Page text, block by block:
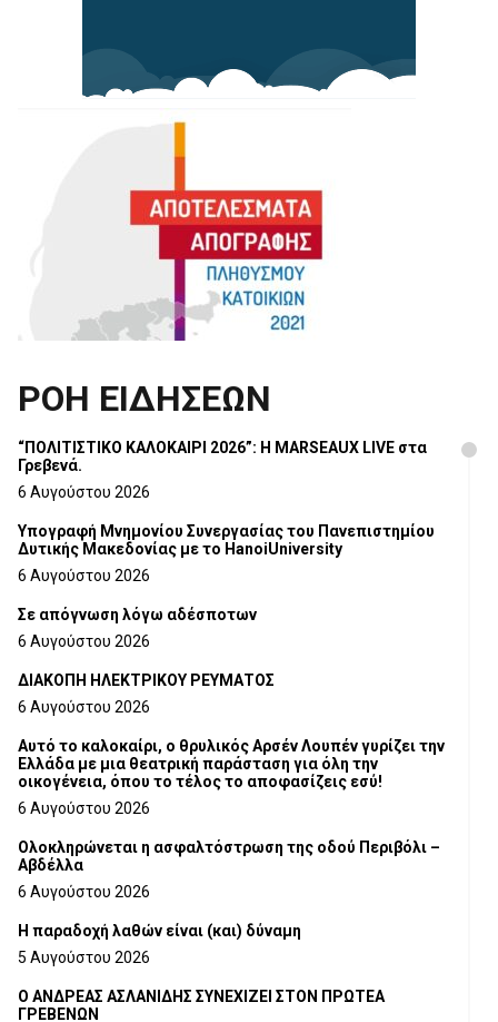
ΡΟΗ ΕΙΔΗΣΕΩΝ
“ΠΟΛΙΤΙΣΤΙΚΟ ΚΑΛΟΚΑΙΡΙ 2026”: Η MARSEAUX LIVE στα
Γρεβενά.
6 Αυγούστου 2026
Υπογραφή Μνημονίου Συνεργασίας του Πανεπιστημίου
Δυτικής Μακεδονίας με το HanoiUniversity
6 Αυγούστου 2026
Σε απόγνωση λόγω αδέσποτων
6 Αυγούστου 2026
ΔΙΑΚΟΠΗ ΗΛΕΚΤΡΙΚΟΥ ΡΕΥΜΑΤΟΣ
6 Αυγούστου 2026
Αυτό το καλοκαίρι, ο θρυλικός Αρσέν Λουπέν γυρίζει την
Ελλάδα με μια θεατρική παράσταση για όλη την
οικογένεια, όπου το τέλος το αποφασίζεις εσύ!
6 Αυγούστου 2026
Ολοκληρώνεται η ασφαλτόστρωση της οδού Περιβόλι –
Αβδέλλα
6 Αυγούστου 2026
H παραδοχή λαθών είναι (και) δύναμη
5 Αυγούστου 2026
Ο ΑΝΔΡΕΑΣ ΑΣΛΑΝΙΔΗΣ ΣΥΝΕΧΙΖΕΙ ΣΤΟΝ ΠΡΩΤΕΑ
ΓΡΕΒΕΝΩΝ